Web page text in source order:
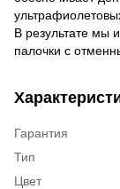
В результате мы
палочки с
Гарантия
Тип
Цвет